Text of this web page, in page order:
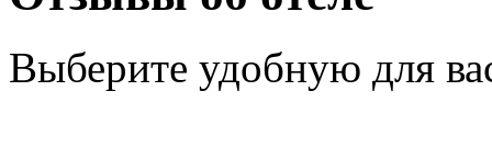
Выберите удобную для